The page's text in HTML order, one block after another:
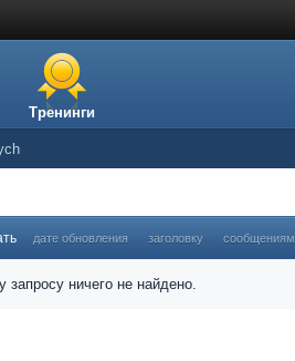
Тренинги
дате обновления заголовку сообщениям
запросу ничего не найдено.